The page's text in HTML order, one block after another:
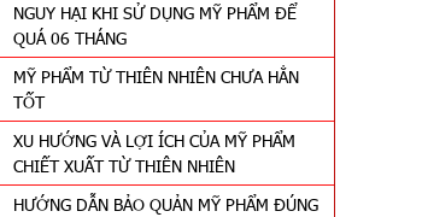
NGUY HẠI KHI SỬ DỤNG MỸ PHẨM ĐỂ
QUÁ 06 THÁNG
MỸ PHẨM TỪ THIÊN NHIÊN CHƯA HẲN
TỐT
XU HƯỚNG VÀ LỢI ÍCH CỦA MỸ PHẨM
CHIẾT XUẤT TỪ THIÊN NHIÊN
HƯỚNG DẪN BẢO QUẢN MỸ PHẨM ĐÚNG